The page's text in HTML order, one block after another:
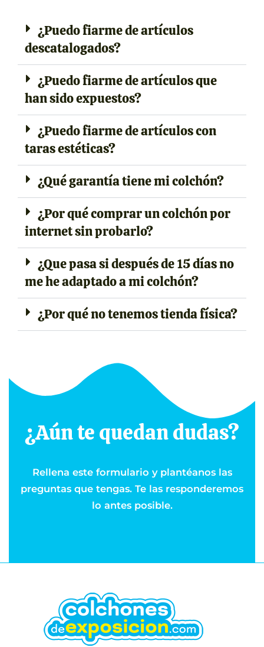
¿Puedo fiarme de artículos
descatalogados?
¿Puedo fiarme de artículos que
han sido expuestos?
¿Puedo fiarme de artículos con
taras estéticas?
¿Qué garantía tiene mi colchón?
¿Por qué comprar un colchón por
internet sin probarlo?
¿Que pasa si después de 15 días no
me he adaptado a mi colchón?
¿Por qué no tenemos tienda física?
¿Aún te quedan dudas?
Rellena este formulario y plantéanos las
preguntas que tengas. Te las responderemos
lo antes posible.